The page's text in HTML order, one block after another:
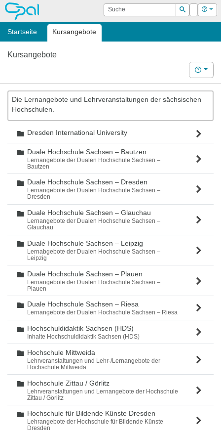
OPAL Suche
Suchen
Login Hilfe
Startseite Kursangebote
Kursangebote
Hilfe
Die Lernangebote und Lehrveranstaltungen der sächsischen
Hochschulen.
Ordner
Dresden International University
Ordner
Duale Hochschule Sachsen – Bautzen
Lernangebote der Dualen Hochschule Sachsen –
Bautzen
Ordner
Duale Hochschule Sachsen – Dresden
Lernangebote der Dualen Hochschule Sachsen –
Dresden
Ordner
Duale Hochschule Sachsen – Glauchau
Lernangebote der Dualen Hochschule Sachsen –
Glauchau
Ordner
Duale Hochschule Sachsen – Leipzig
Lernabgebote der Dualen Hochschule Sachsen –
Leipzig
Ordner
Duale Hochschule Sachsen – Plauen
Lernangebote der Dualen Hochschule Sachsen –
Plauen
Ordner
Duale Hochschule Sachsen – Riesa
Lernangebote der Dualen Hochschule Sachsen – Riesa
Ordner
Hochschuldidaktik Sachsen (HDS)
Inhalte Hochschuldidaktik Sachsen (HDS)
Ordner
Hochschule Mittweida
Lehrveranstaltungen und Lehr-/Lernangebote der
Hochschule Mittweida
Ordner
Hochschule Zittau / Görlitz
Lehrveranstaltungen und Lernangebote der Hochschule
Zittau / Görlitz
Ordner
Hochschule für Bildende Künste Dresden
Lehrangebote der Hochschule für Bildende Künste
Dresden